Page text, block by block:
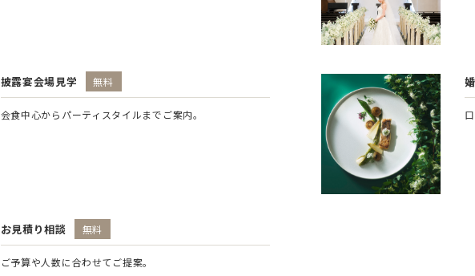
披露宴会場見学 無料
会食中心からパーティスタイルまでご案内。
お見積り相談 無料
ご予算や人数に合わせてご提案。